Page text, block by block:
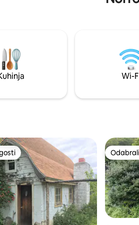
pogled pruža se
a prema Tobermoryju
i prema moru prema
Pointu.
na
Wi-
rangiranima s oznakom „Odabrali gosti”